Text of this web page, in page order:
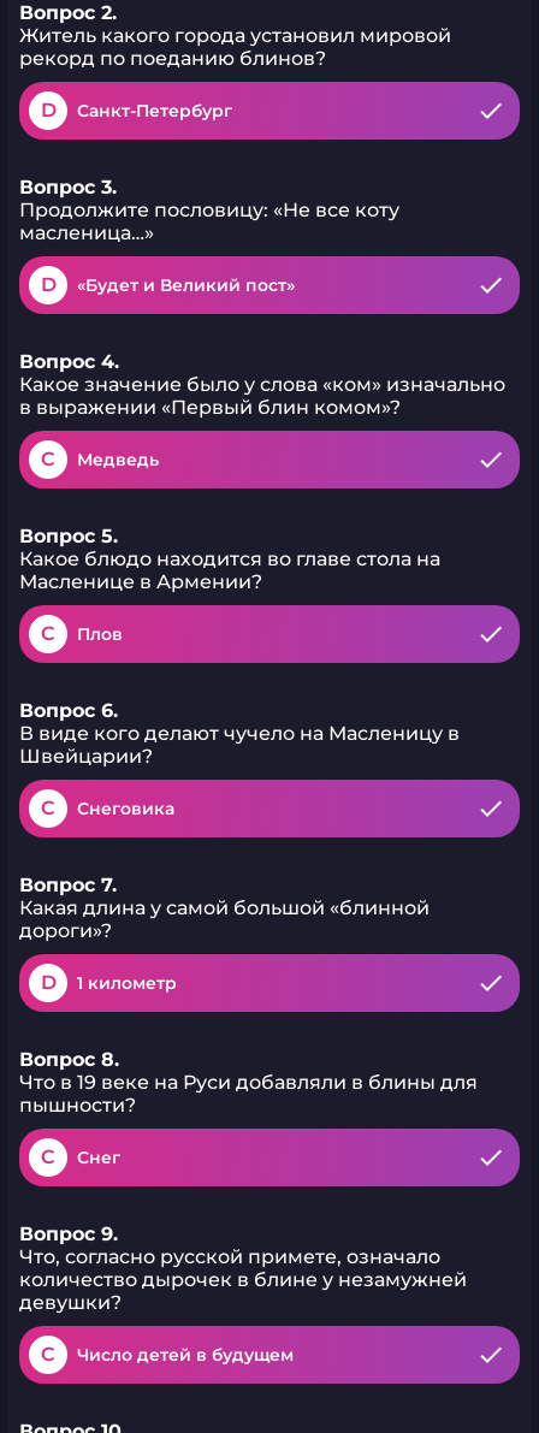
Вопрос 2.
Житель какого города установил мировой
рекорд по поеданию блинов?
D Санкт-Петербург
Вопрос 3.
Продолжите пословицу: «Не все коту
масленица…»
D «Будет и Великий пост»
Вопрос 4.
Какое значение было у слова «ком» изначально
в выражении «Первый блин комом»?
C Медведь
Вопрос 5.
Какое блюдо находится во главе стола на
Масленице в Армении?
C Плов
Вопрос 6.
В виде кого делают чучело на Масленицу в
Швейцарии?
C Снеговика
Вопрос 7.
Какая длина у самой большой «блинной
дороги»?
D 1 километр
Вопрос 8.
Что в 19 веке на Руси добавляли в блины для
пышности?
C Снег
Вопрос 9.
Что, согласно русской примете, означало
количество дырочек в блине у незамужней
девушки?
C Число детей в будущем